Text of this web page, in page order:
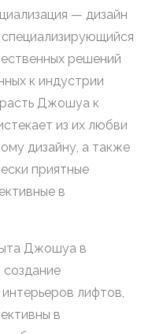
— дизайн
решений
к индустрии
Джошуа к
из их любви
дизайну, а также
приятные
в
Джошуа в
создание
лифтов,
в